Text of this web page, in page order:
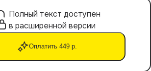
Полный текст доступен
в расширенной версии
Оплатить 449 р.